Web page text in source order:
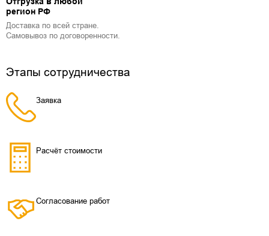
регион РФ
Доставка по всей стране.
Самовывоз по договоренности.
Этапы сотрудничества
Заявка
Расчёт стоимости
Согласование работ